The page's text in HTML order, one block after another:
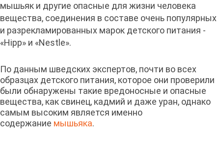
мышьяк и другие опасные для жизни человека
вещества, соединения в составе очень популярных
и разрекламированных марок детского питания -
«Hipp» и «Nestle».
По данным шведских экспертов, почти во всех
образцах детского питания, которое они проверили
были обнаружены такие вредоносные и опасные
вещества, как свинец, кадмий и даже уран, однако
самым высоким является именно
содержание мышьяка.